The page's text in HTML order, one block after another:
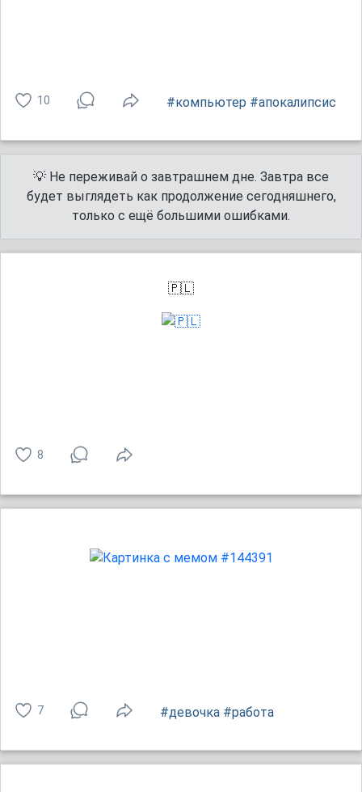
10 #компьютер #апокалипсис
💡 Не переживай о завтрашнем дне. Завтра все
будет выглядеть как продолжение сегодняшнего,
только с ещё большими ошибками.
🇵🇱
8
7 #девочка #работа